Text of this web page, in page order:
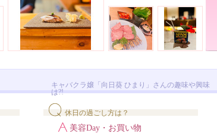
キャバクラ嬢「向日葵 ひまり」さんの趣味や興味
は?!
休日の過ごし方は？
美容Day・お買い物